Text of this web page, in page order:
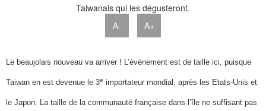
A- A+
Le beaujolais nouveau va arriver ! L’événement est de taille ici, puisque
Taiwan en est devenue le 3e importateur mondial, après les Etats-Unis et
le Japon. La taille de la communauté française dans l’île ne suffisant pas